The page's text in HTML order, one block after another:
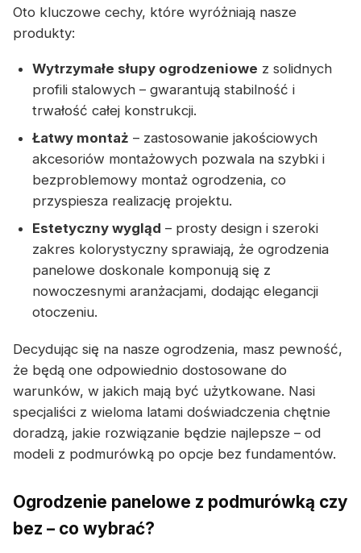
Oto kluczowe cechy, które wyróżniają nasze
produkty:
Wytrzymałe słupy ogrodzeniowe z solidnych
profili stalowych – gwarantują stabilność i
trwałość całej konstrukcji.
Łatwy montaż – zastosowanie jakościowych
akcesoriów montażowych pozwala na szybki i
bezproblemowy montaż ogrodzenia, co
przyspiesza realizację projektu.
Estetyczny wygląd – prosty design i szeroki
zakres kolorystyczny sprawiają, że ogrodzenia
panelowe doskonale komponują się z
nowoczesnymi aranżacjami, dodając elegancji
otoczeniu.
Decydując się na nasze ogrodzenia, masz pewność,
że będą one odpowiednio dostosowane do
warunków, w jakich mają być użytkowane. Nasi
specjaliści z wieloma latami doświadczenia chętnie
doradzą, jakie rozwiązanie będzie najlepsze – od
modeli z podmurówką po opcje bez fundamentów.
Ogrodzenie panelowe z podmurówką czy
bez – co wybrać?